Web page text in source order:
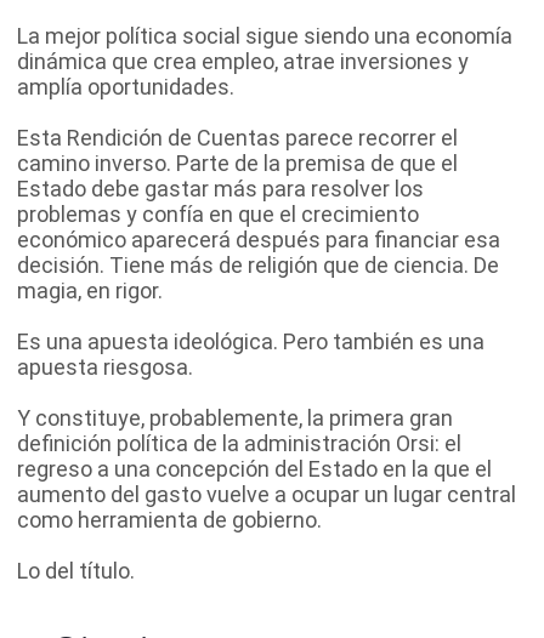
La mejor política social sigue siendo una economía
dinámica que crea empleo, atrae inversiones y
amplía oportunidades.
Esta Rendición de Cuentas parece recorrer el
camino inverso. Parte de la premisa de que el
Estado debe gastar más para resolver los
problemas y confía en que el crecimiento
económico aparecerá después para financiar esa
decisión. Tiene más de religión que de ciencia. De
magia, en rigor.
Es una apuesta ideológica. Pero también es una
apuesta riesgosa.
Y constituye, probablemente, la primera gran
definición política de la administración Orsi: el
regreso a una concepción del Estado en la que el
aumento del gasto vuelve a ocupar un lugar central
como herramienta de gobierno.
Lo del título.